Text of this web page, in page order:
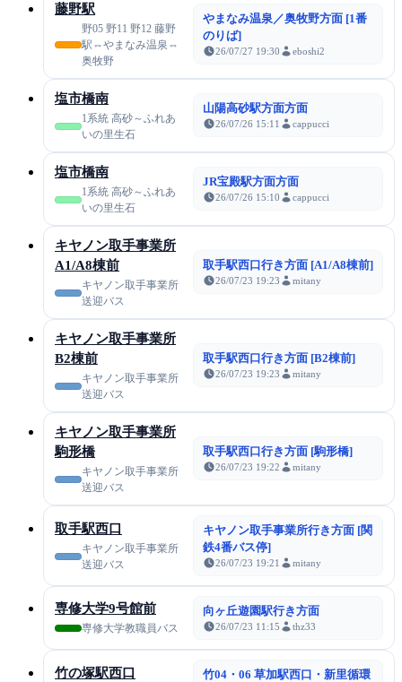
藤野駅
野05 野11 野12 藤野
駅⇔やまなみ温泉⇔
奥牧野
やまなみ温泉／奥牧野方面 [1番
のりば]
26/07/27 19:30 eboshi2
塩市橋南
1系統 高砂～ふれあ
いの里生石
山陽高砂駅方面方面
26/07/26 15:11 cappucci
塩市橋南
1系統 高砂～ふれあ
いの里生石
JR宝殿駅方面方面
26/07/26 15:10 cappucci
キヤノン取手事業所
A1/A8棟前
キヤノン取手事業所
送迎バス
取手駅西口行き方面 [A1/A8棟前]
26/07/23 19:23 mitany
キヤノン取手事業所
B2棟前
キヤノン取手事業所
送迎バス
取手駅西口行き方面 [B2棟前]
26/07/23 19:23 mitany
キヤノン取手事業所
駒形橋
キヤノン取手事業所
送迎バス
取手駅西口行き方面 [駒形橋]
26/07/23 19:22 mitany
取手駅西口
キヤノン取手事業所
送迎バス
キヤノン取手事業所行き方面 [関
鉄4番バス停]
26/07/23 19:21 mitany
専修大学9号館前
専修大学教職員バス
向ヶ丘遊園駅行き方面
26/07/23 11:15 thz33
竹の塚駅西口
竹04・06 草加駅西口・新里循環